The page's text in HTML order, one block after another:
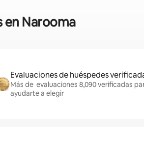
en Narooma
Evaluaciones de huéspedes
Más de evaluaciones 8,090 verificadas
ayudarte a elegir